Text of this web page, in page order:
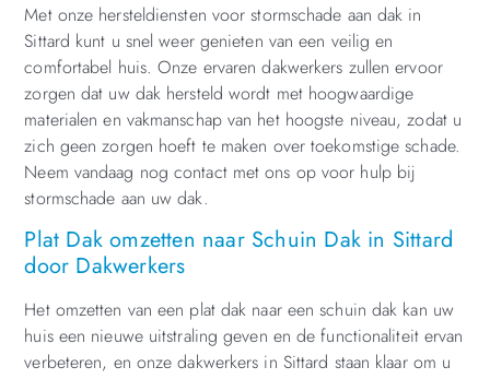
Met onze hersteldiensten voor stormschade aan dak in
Sittard kunt u snel weer genieten van een veilig en
comfortabel huis. Onze ervaren dakwerkers zullen ervoor
zorgen dat uw dak hersteld wordt met hoogwaardige
materialen en vakmanschap van het hoogste niveau, zodat u
zich geen zorgen hoeft te maken over toekomstige schade.
Neem vandaag nog contact met ons op voor hulp bij
stormschade aan uw dak.
Plat Dak omzetten naar Schuin Dak in Sittard
door Dakwerkers
Het omzetten van een plat dak naar een schuin dak kan uw
huis een nieuwe uitstraling geven en de functionaliteit ervan
verbeteren, en onze dakwerkers in Sittard staan klaar om u